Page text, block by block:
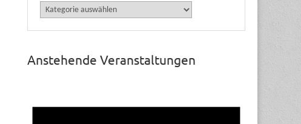
Kategorien
Anstehende Veranstaltungen